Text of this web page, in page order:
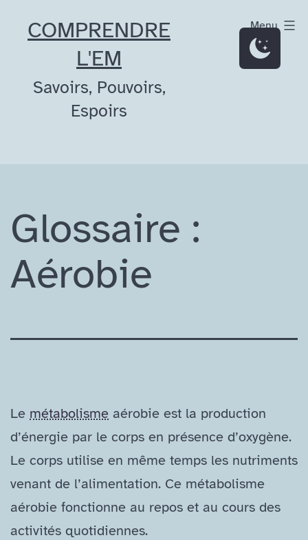
COMPRENDRE
L'EM
Savoirs, Pouvoirs,
Espoirs
Menu
Glossaire :
Aérobie
Le métabolisme aérobie est la production
d’énergie par le corps en présence d’oxygène.
Le corps utilise en même temps les nutriments
venant de l’alimentation. Ce métabolisme
aérobie fonctionne au repos et au cours des
activités quotidiennes.